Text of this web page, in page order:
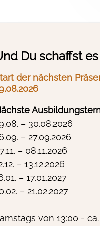
Du schaffst
der nächsten
– 30.08.2026
– 27.09.2026
– 08.11.2026
– 13.12.2026
– 17.01.2027
– 21.02.2027
von 13:00 -